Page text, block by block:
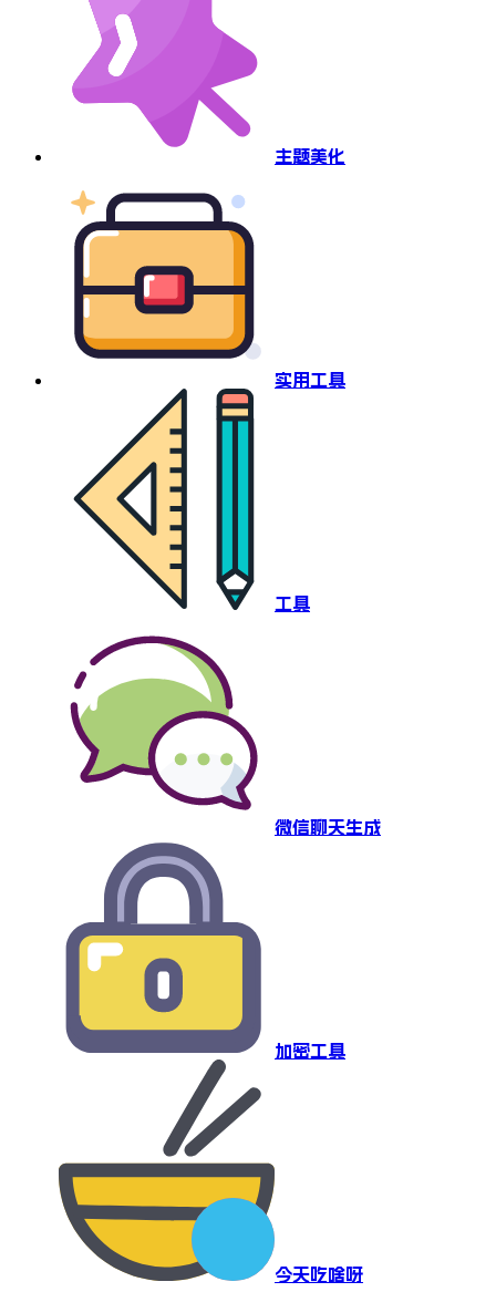
主题美化
实用工具
工具
微信聊天生成
加密工具
今天吃啥呀